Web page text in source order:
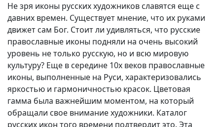
Не зря иконы русских художников славятся еще с
давних времен. Существует мнение, что их руками
движет сам Бог. Стоит ли удивляться, что русские
православные иконы подняли на очень высокий
уровень не только русскую, но и всю мировую
культуру? Еще в середине 10х веков православные
иконы, выполненные на Руси, характеризовались
яркостью и гармоничностью красок. Цветовая
гамма была важнейшим моментом, на который
обращали свое внимание художники. Каталог
русских икон того времени подтвердит это. Эта